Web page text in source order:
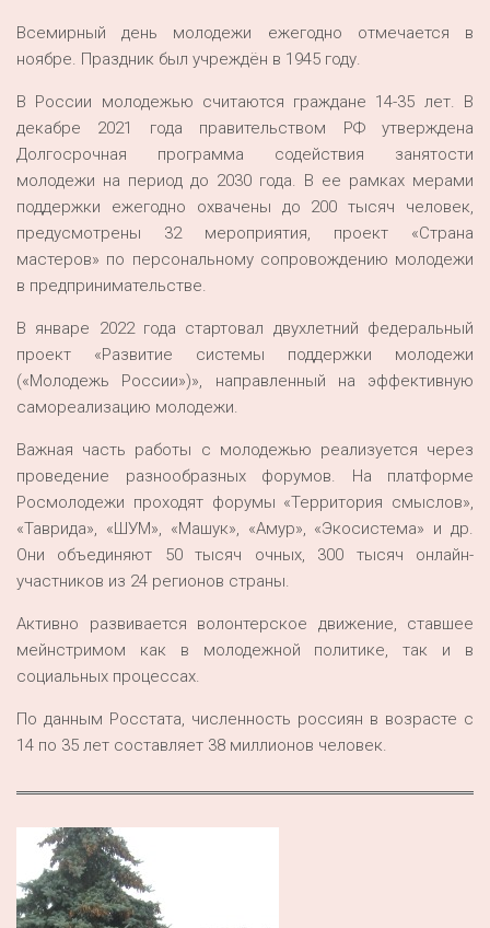
Перепись — 2020
Всемирный день молодежи ежегодно отмечается в
ноябре. Праздник был учреждён в 1945 году.
В России молодежью считаются граждане 14-35 лет. В
декабре 2021 года правительством РФ утверждена
Долгосрочная программа содействия занятости
молодежи на период до 2030 года. В ее рамках мерами
поддержки ежегодно охвачены до 200 тысяч человек,
предусмотрены 32 мероприятия, проект «Страна
мастеров» по персональному сопровождению молодежи
в предпринимательстве.
В январе 2022 года стартовал двухлетний федеральный
проект «Развитие системы поддержки молодежи
(«Молодежь России»)», направленный на эффективную
самореализацию молодежи.
Важная часть работы с молодежью реализуется через
проведение разнообразных форумов. На платформе
Росмолодежи проходят форумы «Территория смыслов»,
«Таврида», «ШУМ», «Машук», «Амур», «Экосистема» и др.
Они объединяют 50 тысяч очных, 300 тысяч онлайн-
участников из 24 регионов страны.
Активно развивается волонтерское движение, ставшее
мейнстримом как в молодежной политике, так и в
социальных процессах.
По данным Росстата, численность россиян в возрасте с
14 по 35 лет составляет 38 миллионов человек.